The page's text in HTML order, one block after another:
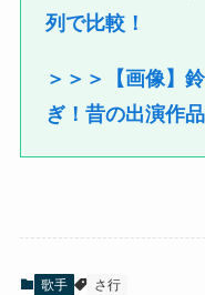
列で比較！
＞＞＞【画像】
ぎ！昔の出演作
歌手 さ行